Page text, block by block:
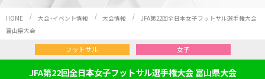
HOME 大会・イベント情報 大会情報
JFA第22回全日本女子フットサル選手権大会
富山県大会
フットサル 女子
JFA第22回全日本女子フットサル選手権大会 富山県大会